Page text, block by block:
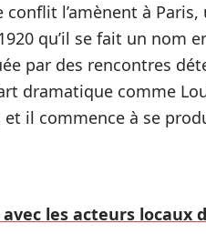
conflit l’amènent à
qu’il se fait un nom
par des rencontres
dramatique comme
il commence à se
les acteurs locaux